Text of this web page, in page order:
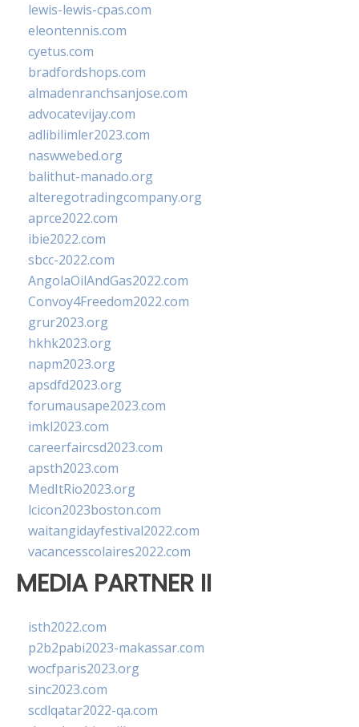
lewis-lewis-cpas.com
eleontennis.com
cyetus.com
bradfordshops.com
almadenranchsanjose.com
advocatevijay.com
adlibilimler2023.com
naswwebed.org
balithut-manado.org
alteregotradingcompany.org
aprce2022.com
ibie2022.com
sbcc-2022.com
AngolaOilAndGas2022.com
Convoy4Freedom2022.com
grur2023.org
hkhk2023.org
napm2023.org
apsdfd2023.org
forumausape2023.com
imkl2023.com
careerfaircsd2023.com
apsth2023.com
MedItRio2023.org
lcicon2023boston.com
waitangidayfestival2022.com
vacancesscolaires2022.com
MEDIA PARTNER II
isth2022.com
p2b2pabi2023-makassar.com
wocfparis2023.org
sinc2023.com
scdlqatar2022-qa.com